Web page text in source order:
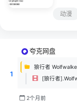
动漫
1
夸克网盘
狼行者
2个月前